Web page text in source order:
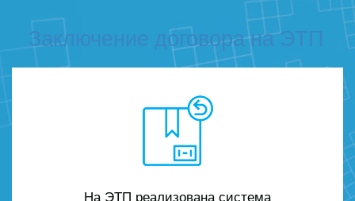
Заключение договора на ЭТП
На ЭТП реализована система